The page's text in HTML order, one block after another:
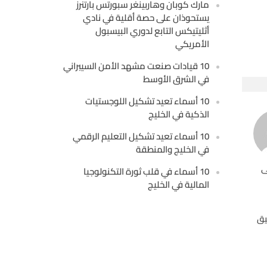
مارك كوبان وهاربينغر سبورتس بارتنرز
يستحوذان على حصة أقلية في نادي
أثليتيكس التابع لدوري البيسبول
الأمريكي
10 قيادات صنعت مشهد الأمن السيبراني
في الشرق الأوسط
10 أسماء تعيد تشكيل اللوجستيات
الذكية في الخليج
10 أسماء تعيد تشكيل التعليم الرقمي
في الخليج والمنطقة
10 أسماء في قلب ثورة التكنولوجيا
المالية في الخليج